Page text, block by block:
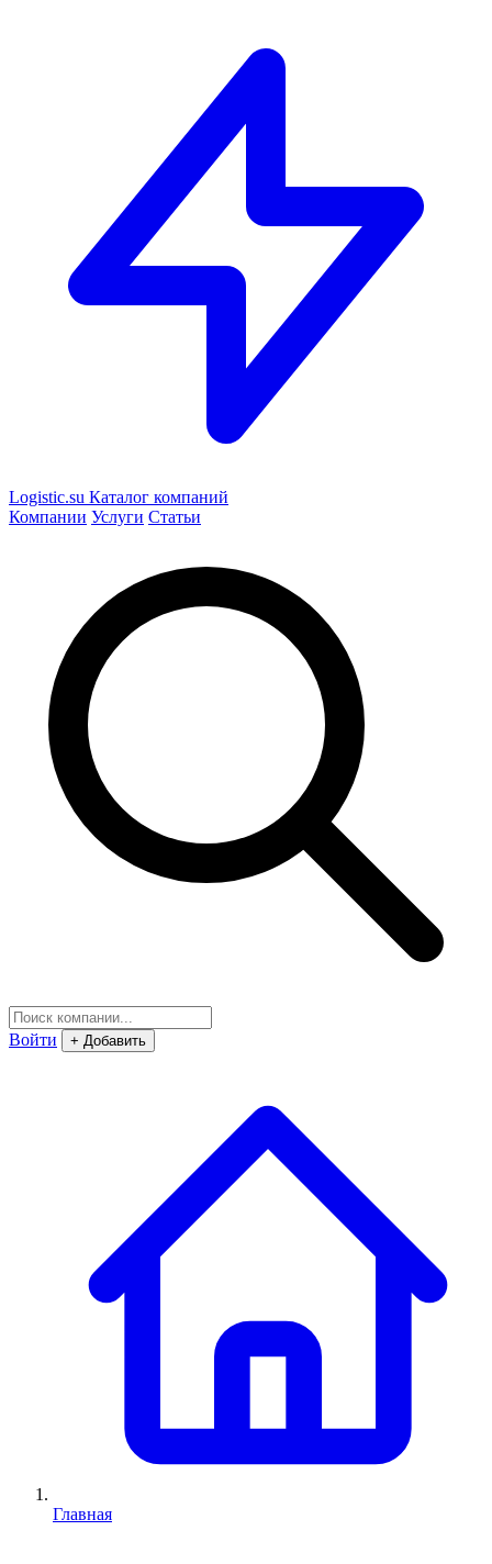
Logistic.su Каталог компаний
Компании Услуги Статьи
Войти + Добавить
Главная